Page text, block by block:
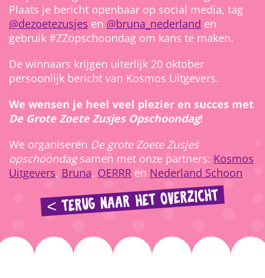
Plaats je bericht openbaar op social media, tag
@dezoetezusjes en @bruna_nederland en
gebruik #ZZopschoondag om kans te maken.
De winnaars krijgen uiterlijk 20 oktober
persoonlijk bericht van Kosmos Uitgevers.
We wensen je heel veel plezier en succes met
De Grote Zoete Zusjes Opschoondag!
We organiseren De grote Zoete Zusjes
opschoondagsamen met onze partners: Kosmos
Uitgevers, Bruna, OERRR en Nederland Schoon.
< TERUG NAAR HET OVERZICHT